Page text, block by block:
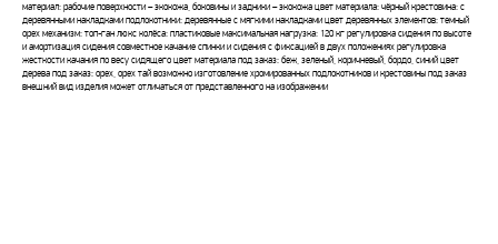
материал: рабочие поверхности – экокожа, боковины и задники – экокожа цвет материала: чёрный крестовина: с
деревянными накладками подлокотники: деревянные с мягкими накладками цвет деревянных элементов: темный
орех механизм: топ-ган люкс колёса: пластиковые максимальная нагрузка: 120 кг регулировка сидения по высоте
и амортизация сидения совместное качание спинки и сидения с фиксацией в двух положениях регулировка
жесткости качания по весу сидящего цвет материала под заказ: беж, зеленый, коричневый, бордо, синий цвет
дерева под заказ: орех, орех тай возможно изготовление хромированных подлокотников и крестовины под заказ
внешний вид изделия может отличаться от представленного на изображении